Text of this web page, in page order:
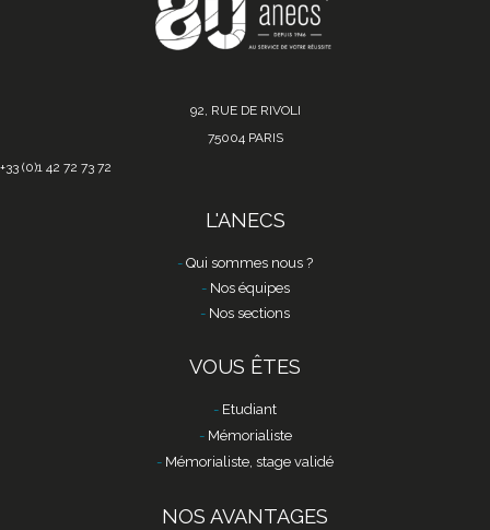
92, RUE DE RIVOLI
75004 PARIS
+33 (0)1 42 72 73 72
L'ANECS
Qui sommes nous ?
Nos équipes
Nos sections
VOUS ÊTES
Etudiant
Mémorialiste
Mémorialiste, stage validé
NOS AVANTAGES